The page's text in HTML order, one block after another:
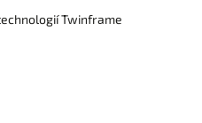
Twinframe